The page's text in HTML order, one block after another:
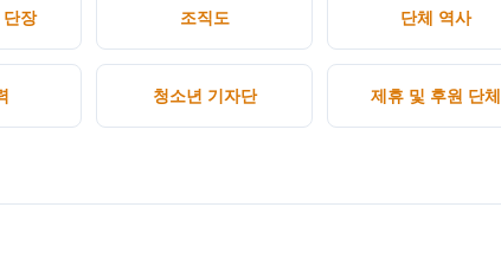
장 조직도 단체 역사
청소년 기자단 제휴 및 후원 단체